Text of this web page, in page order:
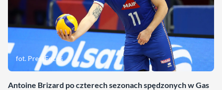
fot. PressFocus
Antoine Brizard po czterech sezonach spędzonych w Gas